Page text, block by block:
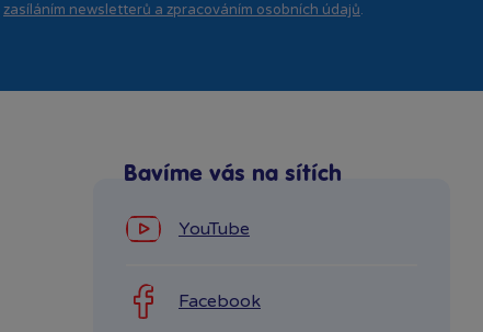
zasíláním newsletterů a zpracováním osobních údajů.
Bavíme vás na sítích
YouTube
Facebook